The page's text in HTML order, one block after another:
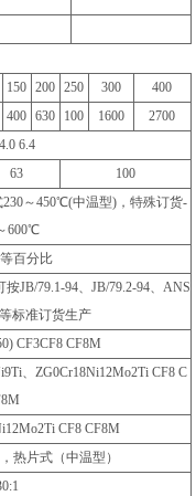
150 200 250 300
400
400 630 100 1600
2700
6.4
63 100
～450℃(中温型)，特殊订货-
600℃
百分比
JB/79.1-94、JB/79.2-94、ANS
标准订货生产
CF3CF8 CF8M
、ZG0Cr18Ni12Mo2Ti CF8 C
CF8 CF8M
热片式（中温型）